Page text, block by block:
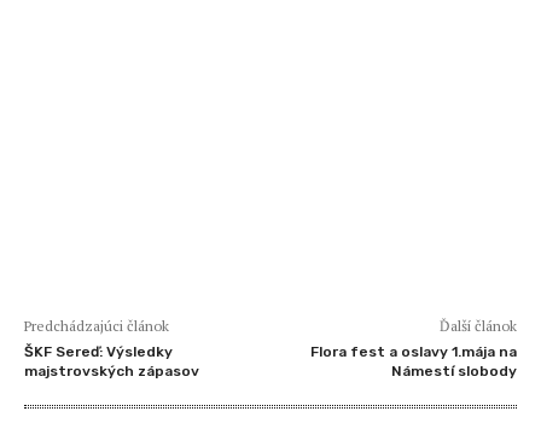
Predchádzajúci článok
ŠKF Sereď: Výsledky
majstrovských zápasov
Ďalší článok
Flora fest a oslavy 1.mája na
Námestí slobody